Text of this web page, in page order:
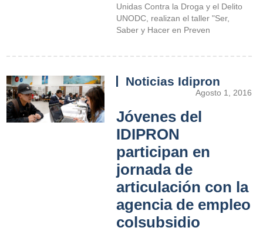
Unidas Contra la Droga y el Delito
UNODC, realizan el taller "Ser,
Saber y Hacer en Preven
Noticias Idipron
Agosto 1, 2016
Jóvenes del
IDIPRON
participan en
jornada de
articulación con la
agencia de empleo
colsubsidio